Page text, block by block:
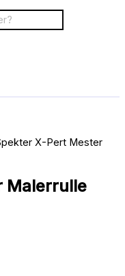
X-Pert Mester
Malerrulle